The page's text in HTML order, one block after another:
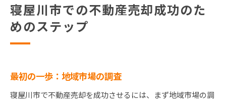
寝屋川市での不動産売却成功のた
めのステップ
最初の一歩：地域市場の調査
寝屋川市で不動産売却を成功させるには、まず地域市場の調